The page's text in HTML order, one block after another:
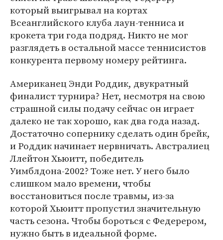
который выигрывал на кортах
Всеанглийского клуба лаун-тенниса и
крокета три года подряд. Никто не мог
разглядеть в остальной массе теннисистов
конкурента первому номеру рейтинга.
Американец Энди Роддик, двукратный
финалист турнира? Нет, несмотря на свою
страшной силы подачу сейчас он играет
далеко не так хорошо, как два года назад.
Достаточно сопернику сделать один брейк,
и Роддик начинает нервничать. Австралиец
Ллейтон Хьюитт, победитель
Уимблдона-2002? Тоже нет. У него было
слишком мало времени, чтобы
восстановиться после травмы, из-за
которой Хьюитт пропустил значительную
часть сезона. Чтобы бороться с Федерером,
нужно быть в идеальной форме.